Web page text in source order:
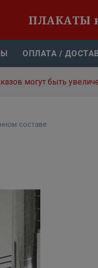
ПЛАКАТЫ
ОПЛАТА /
могут быть
составе